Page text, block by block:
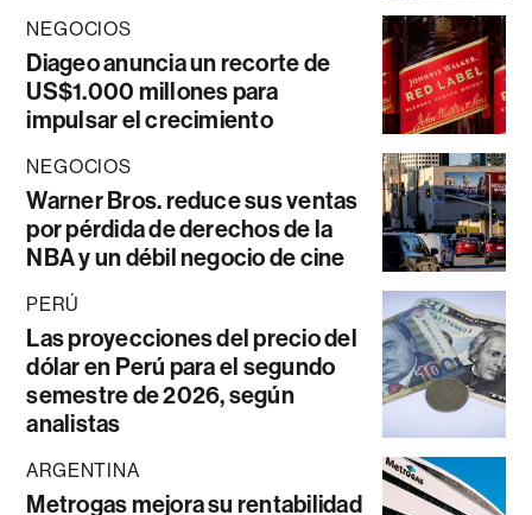
NEGOCIOS
Diageo anuncia un recorte de
US$1.000 millones para
impulsar el crecimiento
NEGOCIOS
Warner Bros. reduce sus ventas
por pérdida de derechos de la
NBA y un débil negocio de cine
PERÚ
Las proyecciones del precio del
dólar en Perú para el segundo
semestre de 2026, según
analistas
ARGENTINA
Metrogas mejora su rentabilidad